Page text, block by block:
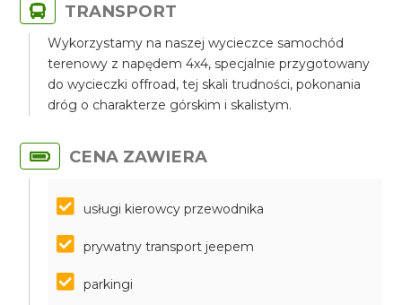
TRANSPORT
Wykorzystamy na naszej wycieczce samochód
terenowy z napędem 4x4, specjalnie przygotowany
do wycieczki offroad, tej skali trudności, pokonania
dróg o charakterze górskim i skalistym.
CENA ZAWIERA
usługi kierowcy przewodnika
prywatny transport jeepem
parkingi